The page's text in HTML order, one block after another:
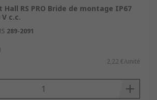
RS PRO Bride de montage IP67
c.c.
289-2091
2,22 €/unité